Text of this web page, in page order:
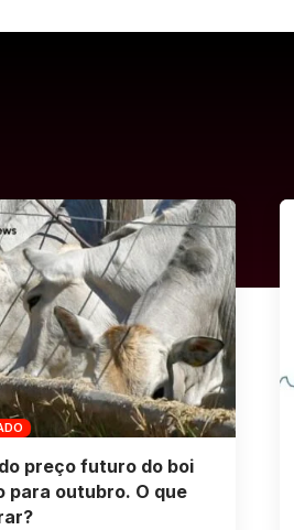
preço futuro do boi
para outubro. O que